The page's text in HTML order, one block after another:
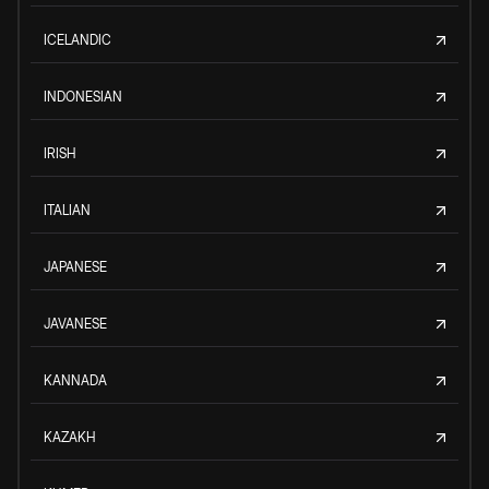
ICELANDIC
INDONESIAN
IRISH
ITALIAN
JAPANESE
JAVANESE
KANNADA
KAZAKH